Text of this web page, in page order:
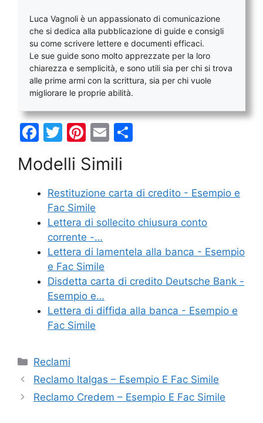
Luca Vagnoli è un appassionato di comunicazione
che si dedica alla pubblicazione di guide e consigli
su come scrivere lettere e documenti efficaci.
Le sue guide sono molto apprezzate per la loro
chiarezza e semplicità, e sono utili sia per chi si trova
alle prime armi con la scrittura, sia per chi vuole
migliorare le proprie abilità.
F
c
e
b
o
o
k
T
w
itt
er
Pi
nt
er
e
st
E
m
ai
l
di
di
Modelli Simili
Restituzione carta di credito​ - Esempio e
Fac Simile
Lettera di sollecito chiusura conto
corrente -…
Lettera di lamentela alla banca - Esempio
e Fac Simile
Disdetta carta di credito Deutsche Bank -
Esempio e…
Lettera di diffida alla banca - Esempio e
Fac Simile
Categorie
Reclami
Reclamo Italgas – Esempio E Fac Simile
Reclamo Credem – Esempio E Fac Simile